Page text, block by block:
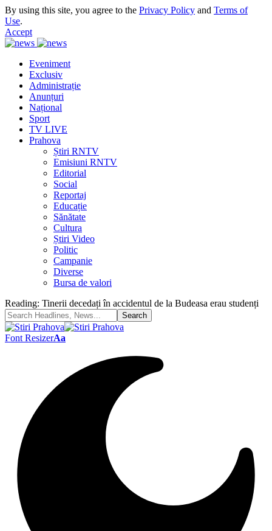
By using this site, you agree to the Privacy Policy and Terms of
Use.
Accept
Eveniment
Exclusiv
Administrație
Anunțuri
Național
Sport
TV LIVE
Prahova
Știri RNTV
Emisiuni RNTV
Editorial
Social
Reportaj
Educație
Sănătate
Cultura
Știri Video
Politic
Campanie
Diverse
Bursa de valori
Reading: Tinerii decedați în accidentul de la Budeasa erau studenți
Font ResizerAa